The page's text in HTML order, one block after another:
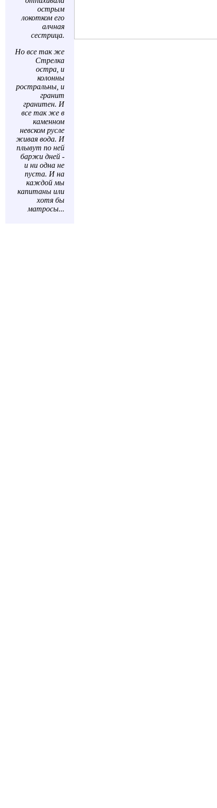
острым
локотком его
алчная
сестрица.
Но все так же
Стрелка
остра, и
колонны
ростральны, и
гранит
гранитен. И
все так же в
каменном
невском русле
живая вода. И
плывут по ней
баржи дней -
и ни одна не
пуста. И на
каждой мы
капитаны или
хотя бы
матросы...